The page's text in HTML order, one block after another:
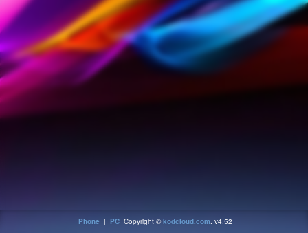
Phone | PC Copyright ©kodcloud.com. v4.52